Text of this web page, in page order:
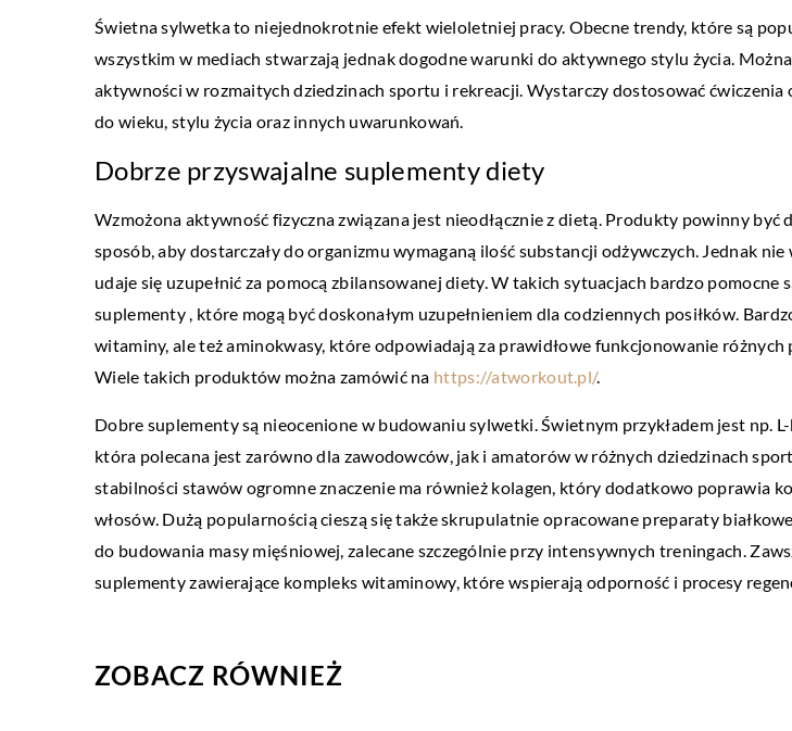
Świetna sylwetka to niejednokrotnie efekt wieloletniej pracy. Obecne trendy, które są
wszystkim w mediach stwarzają jednak dogodne warunki do aktywnego stylu życia.
aktywności w rozmaitych dziedzinach sportu i rekreacji. Wystarczy dostosować ćwiczenia
do wieku, stylu życia oraz innych uwarunkowań.
Dobrze przyswajalne suplementy diety
Wzmożona aktywność fizyczna związana jest nieodłącznie z dietą. Produkty powinny być
sposób, aby dostarczały do organizmu wymaganą ilość substancji odżywczych. Jednak nie
udaje się uzupełnić za pomocą zbilansowanej diety. W takich sytuacjach bardzo pomocne
suplementy , które mogą być doskonałym uzupełnieniem dla codziennych posiłków.
witaminy, ale też aminokwasy, które odpowiadają za prawidłowe funkcjonowanie różnych
Wiele takich produktów można zamówić na https://atworkout.pl/.
Dobre suplementy są nieocenione w budowaniu sylwetki. Świetnym przykładem jest np.
która polecana jest zarówno dla zawodowców, jak i amatorów w różnych dziedzinach
stabilności stawów ogromne znaczenie ma również kolagen, który dodatkowo poprawia
włosów. Dużą popularnością cieszą się także skrupulatnie opracowane preparaty
do budowania masy mięśniowej, zalecane szczególnie przy intensywnych treningach.
suplementy zawierające kompleks witaminowy, które wspierają odporność i procesy
ZOBACZ RÓWNIEŻ
SPORT / REKREACJA / TURYSTYKA
Jakie są zalety mieszkania nad morzem?
Morze jest źródłem inspiracji dla wielu osób.
To miejsce, w którym możesz się zrelaksować i
PRZEMYSŁ I
W jakim celu